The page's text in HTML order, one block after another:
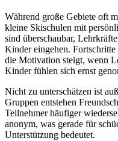
Während große Gebiete oft
kleine Skischulen mit
sind überschaubar,
Kinder eingehen.
die Motivation steigt, wenn
Kinder fühlen sich ernst
Nicht zu unterschätzen ist
Gruppen entstehen
Teilnehmer häufiger
anonym, was gerade für
Unterstützung bedeutet.